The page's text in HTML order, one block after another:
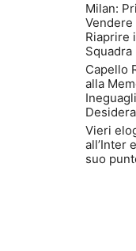
Milan:
Vendere
Riaprire
Squadra
Capello
alla
Vieri
all’Inter
suo